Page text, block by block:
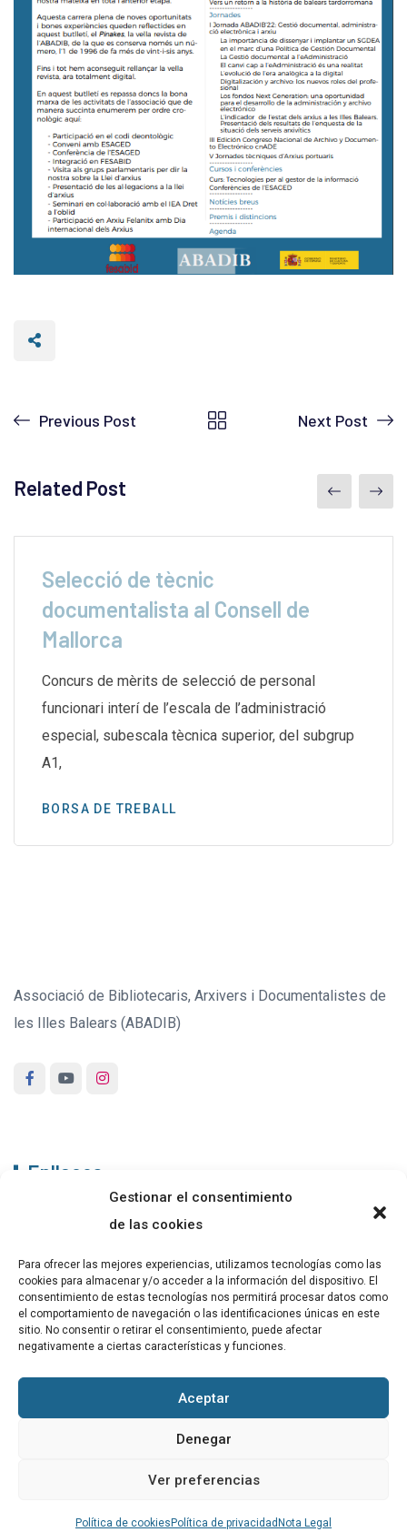
Gestionar el consentimiento
de las cookies
Para ofrecer las mejores experiencias, utilizamos tecnologías como las
cookies para almacenar y/o acceder a la información del dispositivo. El
consentimiento de estas tecnologías nos permitirá procesar datos como
el comportamiento de navegación o las identificaciones únicas en este
sitio. No consentir o retirar el consentimiento, puede afectar
negativamente a ciertas características y funciones.
Aceptar
Denegar
Ver preferencias
Política de cookies Política de privacidad Nota Legal
Previous Post Next Post
Related Post
Selecció de tècnic
documentalista al Consell de
Mallorca
Concurs de mèrits de selecció de personal
funcionari interí de l’escala de l’administració
especial, subescala tècnica superior, del subgrup
A1,
BORSA DE TREBALL
Associació de Bibliotecaris, Arxivers i Documentalistes de
les Illes Balears (ABADIB)
Enllaços
PUBLICACIONS
CONTACTE
Altres